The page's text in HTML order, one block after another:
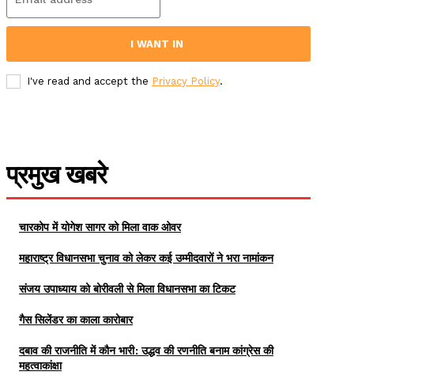
I WANT IN
I've read and accept the Privacy Policy.
प्रमुख खबरे
चारकोप में योगेश सागर को मिला वाक ओवर
महाराष्ट्र विधानसभा चुनाव को लेकर कई उम्मीदवारों ने भरा नामांकन
संजय उपाध्याय को बोरीवली से मिला विधानसभा का टिकट
गैस सिलेंडर का काला कारोबार
दबाव की राजनीति में कौन भारी: उद्धव की रणनीति बनाम कांग्रेस की
महत्वाकांक्षा